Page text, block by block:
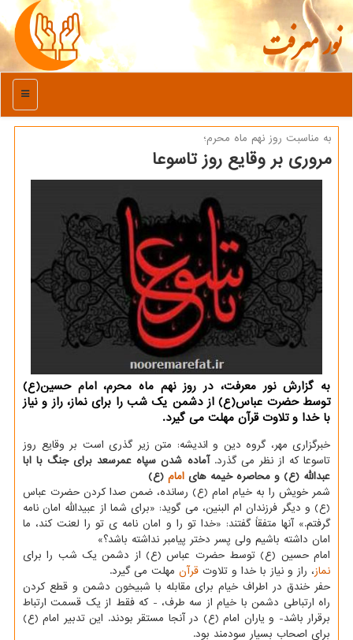
نور معرفت
منو
به مناسبت روز نهم ماه محرم؛
مروری بر وقایع روز تاسوعا
به گزارش نور معرفت، در روز نهم ماه محرم، امام حسین(ع)
توسط حضرت عباس(ع) از دشمن یك شب را برای نماز، راز و نیاز
با خدا و تلاوت قرآن مهلت می گیرد.
خبرگزاری مهر، گروه دین و اندیشه: متن زیر گذری است بر وقایع روز
تاسوعا که از نظر می گذرد.آماده شدن سپاه عمرسعد برای جنگ با ابا
عبدالله (ع) و محاصره خیمه های امام (ع)
شمر خویش را به خیام امام (ع) رسانده، ضمن صدا کردن حضرت عباس
(ع) و دیگر فرزندان ام البنین، می گوید: «برای شما از عبیدالله امان نامه
گرفتم.» آنها متفقاً گفتند: «خدا تو را و امان نامه ی تو را لعنت کند، ما
امان داشته باشیم ولی پسر دختر پیامبر نداشته باشد؟»
امام حسین (ع) توسط حضرت عباس (ع) از دشمن یک شب را برای
نماز، راز و نیاز با خدا و تلاوت قرآن مهلت می گیرد.
حفر خندق در اطراف خیام برای مقابله با شبیخون دشمن و قطع کردن
راه ارتباطی دشمن با خیام از سه طرف، - که فقط از یک قسمت ارتباط
برقرار باشد- و یاران امام (ع) در آنجا مستقر بودند. این تدبیر امام (ع)
برای اصحاب بسیار سودمند بود.